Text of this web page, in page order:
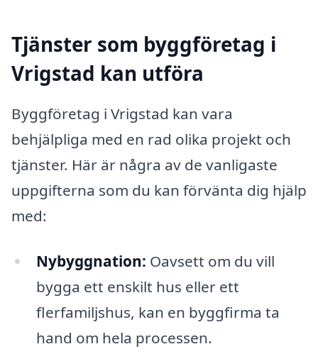
Tjänster som byggföretag i
Vrigstad kan utföra
Byggföretag i Vrigstad kan vara
behjälpliga med en rad olika projekt och
tjänster. Här är några av de vanligaste
uppgifterna som du kan förvänta dig hjälp
med:
Nybyggnation: Oavsett om du vill
bygga ett enskilt hus eller ett
flerfamiljshus, kan en byggfirma ta
hand om hela processen.